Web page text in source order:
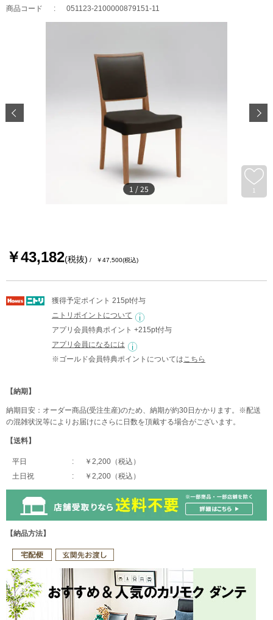
商品コード 051123-2100000879151-11
1
1 /25
￥43,182(税抜) ￥47,500(税込)
獲得予定ポイント 215pt付与
ニトリポイントについて
アプリ会員特典ポイント +215pt付与
アプリ会員になるには
※ゴールド会員特典ポイントについては こちら
【納期】
納期目安：オーダー商品(受注生産)のため、納期が約30日かかります。※配送
の混雑状況等によりお届けにさらに日数を頂戴する場合がございます。
【送料】
平日
￥2,200（税込）
土日祝
￥2,200（税込）
【納品方法】